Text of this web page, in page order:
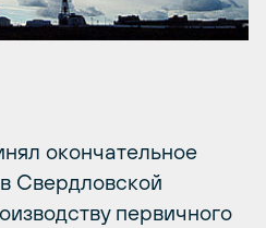
окончательное
Свердловской
первичного